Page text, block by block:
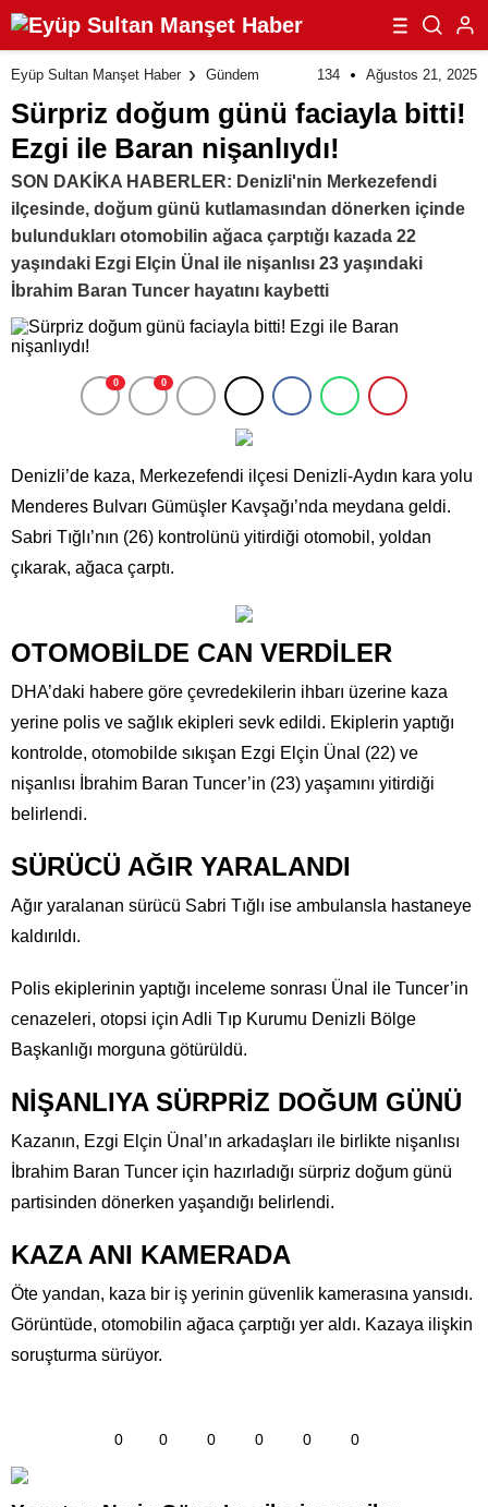
Eyüp Sultan Manşet Haber Gündem 134 Ağustos 21, 2025
Sürpriz doğum günü faciayla bitti!
Ezgi ile Baran nişanlıydı!
SON DAKİKA HABERLER: Denizli'nin Merkezefendi
ilçesinde, doğum günü kutlamasından dönerken içinde
bulundukları otomobilin ağaca çarptığı kazada 22
yaşındaki Ezgi Elçin Ünal ile nişanlısı 23 yaşındaki
İbrahim Baran Tuncer hayatını kaybetti
0 0
Denizli’de kaza, Merkezefendi ilçesi Denizli-Aydın kara yolu
Menderes Bulvarı Gümüşler Kavşağı’nda meydana geldi.
Sabri Tığlı’nın (26) kontrolünü yitirdiği otomobil, yoldan
çıkarak, ağaca çarptı.
OTOMOBİLDE CAN VERDİLER
DHA’daki habere göre çevredekilerin ihbarı üzerine kaza
yerine polis ve sağlık ekipleri sevk edildi. Ekiplerin yaptığı
kontrolde, otomobilde sıkışan Ezgi Elçin Ünal (22) ve
nişanlısı İbrahim Baran Tuncer’in (23) yaşamını yitirdiği
belirlendi.
SÜRÜCÜ AĞIR YARALANDI
Ağır yaralanan sürücü Sabri Tığlı ise ambulansla hastaneye
kaldırıldı.
Polis ekiplerinin yaptığı inceleme sonrası Ünal ile Tuncer’in
cenazeleri, otopsi için Adli Tıp Kurumu Denizli Bölge
Başkanlığı morguna götürüldü.
NİŞANLIYA SÜRPRİZ DOĞUM GÜNÜ
Kazanın, Ezgi Elçin Ünal’ın arkadaşları ile birlikte nişanlısı
İbrahim Baran Tuncer için hazırladığı sürpriz doğum günü
partisinden dönerken yaşandığı belirlendi.
KAZA ANI KAMERADA
Öte yandan, kaza bir iş yerinin güvenlik kamerasına yansıdı.
Görüntüde, otomobilin ağaca çarptığı yer aldı. Kazaya ilişkin
soruşturma sürüyor.
0 0 0 0 0 0